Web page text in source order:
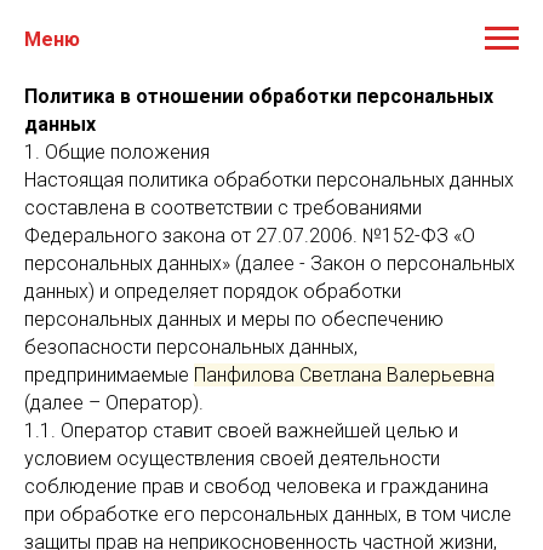
Меню
Политика в отношении обработки персональных
данных
1. Общие положения
Настоящая политика обработки персональных данных
составлена в соответствии с требованиями
Федерального закона от 27.07.2006. №152-ФЗ «О
персональных данных» (далее - Закон о персональных
данных) и определяет порядок обработки
персональных данных и меры по обеспечению
безопасности персональных данных,
предпринимаемые Панфилова Светлана Валерьевна
(далее – Оператор).
1.1. Оператор ставит своей важнейшей целью и
условием осуществления своей деятельности
соблюдение прав и свобод человека и гражданина
при обработке его персональных данных, в том числе
защиты прав на неприкосновенность частной жизни,